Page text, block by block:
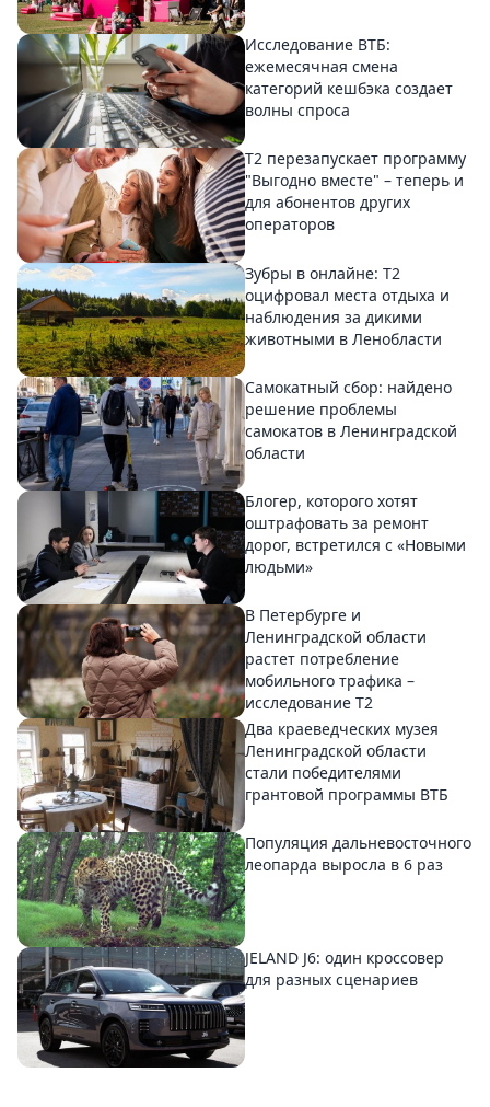
Исследование ВТБ:
ежемесячная смена
категорий кешбэка создает
волны спроса
Т2 перезапускает программу
"Выгодно вместе" – теперь и
для абонентов других
операторов
Зубры в онлайне: Т2
оцифровал места отдыха и
наблюдения за дикими
животными в Ленобласти
Самокатный сбор: найдено
решение проблемы
самокатов в Ленинградской
области
Блогер, которого хотят
оштрафовать за ремонт
дорог, встретился с «Новыми
людьми»
В Петербурге и
Ленинградской области
растет потребление
мобильного трафика –
исследование T2
Два краеведческих музея
Ленинградской области
стали победителями
грантовой программы ВТБ
Популяция дальневосточного
леопарда выросла в 6 раз
JELAND J6: один кроссовер
для разных сценариев